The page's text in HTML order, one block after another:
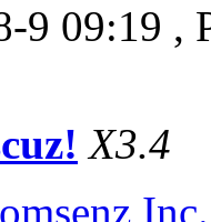
9 09:19 ,
X3.4
Inc.